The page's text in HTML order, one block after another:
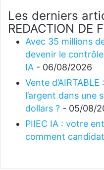
Les derniers
REDACTION DE
Avec 35 millions
devenir le
IA - 06/08/2026
Vente
l’argent dans une
dollars ? - 05/08/
PIIEC IA : votre
comment